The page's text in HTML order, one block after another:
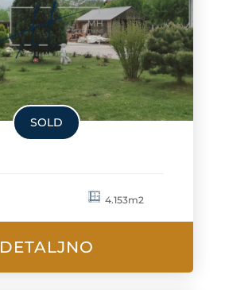
SOLD
4.153m2
DETALJNO